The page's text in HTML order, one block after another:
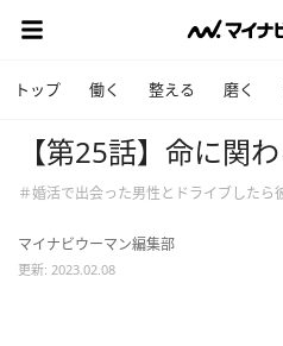
トップ 働く 整える 磨く
【第25話】命に関
＃婚活で出会った男性とドライブしたら
マイナビウーマン編集部
更新: 2023.02.08